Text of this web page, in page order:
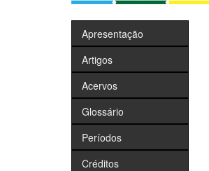
Apresentação
Artigos
Acervos
Glossário
Períodos
Créditos